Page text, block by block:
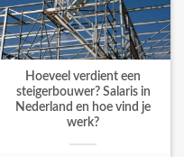
Hoeveel verdient een
steigerbouwer? Salaris in
Nederland en hoe vind je
werk?